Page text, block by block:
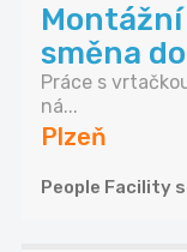
směna
Práce s
ná...
Plzeň
People Facility